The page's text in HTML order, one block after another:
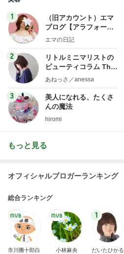
1
（旧アカウント）エマ
ブログ【アラフォー会
社売却セカンドライ
エマの日記
2
リトルミニマリストの
ビューティコラム The
little minimalist's bea
あねっさ／anessa
3
美人になれる、たくさ
んの魔法
hiromi
もっと見る
オフィシャルブロガーランキング
総合ランキング
市川團十郎白
小林麻央
1
だいたひかる